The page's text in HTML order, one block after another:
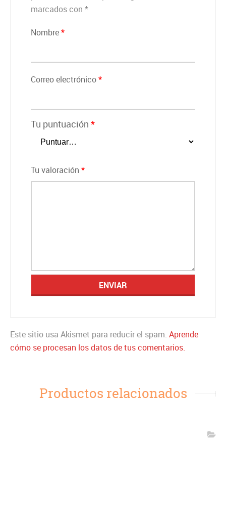
marcados con *
Nombre*
Correo electrónico*
Tu puntuación *
Tu valoración *
Este sitio usa Akismet para reducir el spam. Aprende
cómo se procesan los datos de tus comentarios.
Productos relacionados